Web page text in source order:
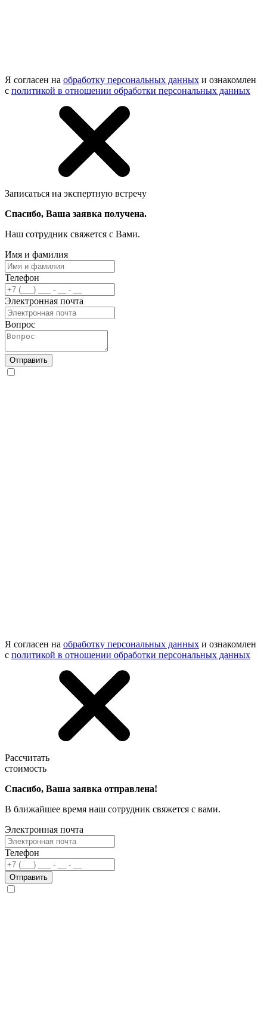
Я согласен на обработку персональных данных и ознакомлен
с политикой в отношении обработки персональных данных
Записаться на экспертную встречу
Спасибо, Ваша заявка получена.
Наш сотрудник свяжется с Вами.
Имя и фамилия
Телефон
Электронная почта
Вопрос
Отправить
Я согласен на обработку персональных данных и ознакомлен
с политикой в отношении обработки персональных данных
Рассчитать
стоимость
Спасибо, Ваша заявка отправлена!
В ближайшее время наш сотрудник свяжется с вами.
Электронная почта
Телефон
Отправить